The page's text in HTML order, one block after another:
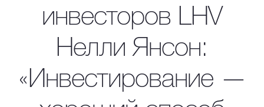
инвесторов LHV
Нелли Янсон:
«Инвестирование —